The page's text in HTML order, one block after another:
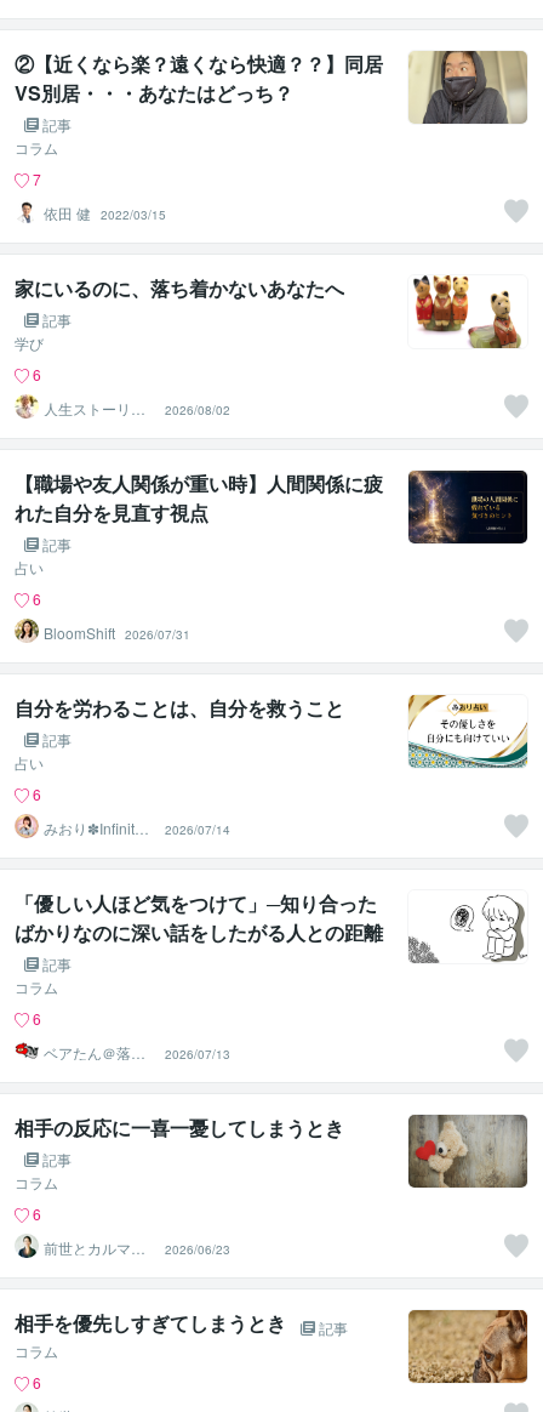
②【近くなら楽？遠くなら快適？？】同居
VS別居・・・あなたはどっち？
記事
コラム
7
依田 健
2022/03/15
家にいるのに、落ち着かないあなたへ
記事
学び
6
人生ストーリー
作家ひろ
2026/08/02
【職場や友人関係が重い時】人間関係に疲
れた自分を見直す視点
記事
占い
6
BloomShift 2026/07/31
自分を労わることは、自分を救うこと
記事
占い
6
みおり✽Infinity8
✽
2026/07/14
「優しい人ほど気をつけて」─知り合った
ばかりなのに深い話をしたがる人との距離
感 記事
コラム
6
ベアたん＠落書
きイラストレー
ター
2026/07/13
相手の反応に一喜一憂してしまうとき
記事
コラム
6
前世とカルマの
翻訳者 Haku
2026/06/23
相手を優先しすぎてしまうとき
記事
コラム
6